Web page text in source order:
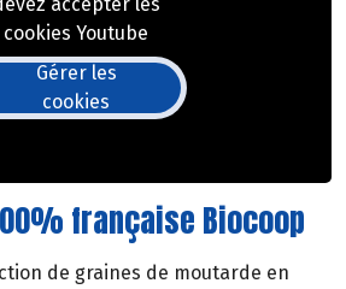
cookies Youtube
Gérer les
cookies
française Biocoop
de graines de moutarde en